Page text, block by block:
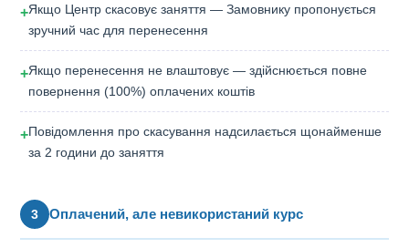
+Якщо Центр скасовує заняття — Замовнику пропонується
зручний час для перенесення
+Якщо перенесення не влаштовує — здійснюється повне
повернення (100%) оплачених коштів
+Повідомлення про скасування надсилається щонайменше
за 2 години до заняття
3 Оплачений, але невикористаний курс